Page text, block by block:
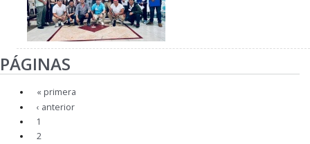
PÁGINAS
« primera
‹ anterior
1
2